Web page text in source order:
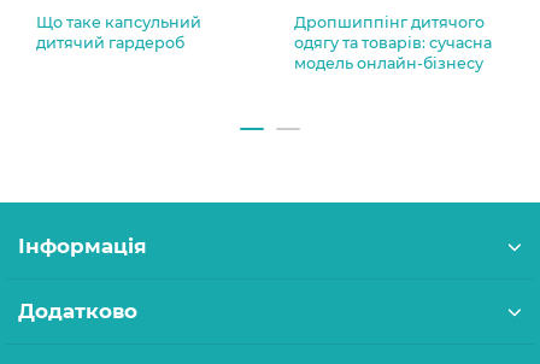
Що таке капсульний
дитячий гардероб
Дропшиппінг дитячого
одягу та товарів: сучасна
модель онлайн-бізнесу
Інформація
Додатково